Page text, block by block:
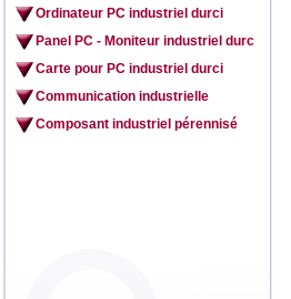
Ordinateur PC industriel durci
Panel PC - Moniteur industriel durc
Carte pour PC industriel durci
Communication industrielle
Composant industriel pérennisé